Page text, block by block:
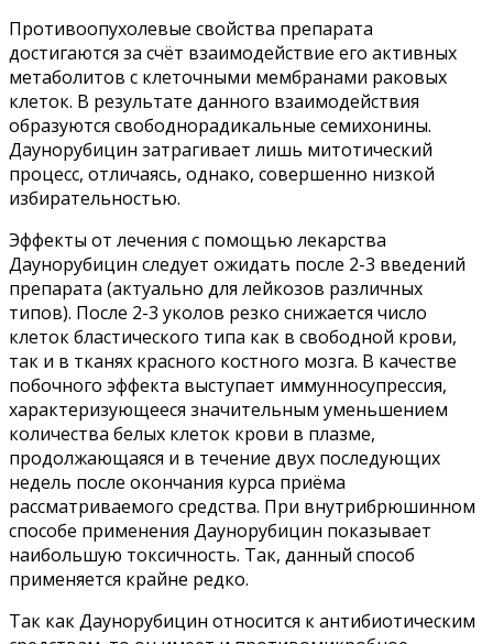
Противоопухолевые свойства препарата
достигаются за счёт взаимодействие его активных
метаболитов с клеточными мембранами раковых
клеток. В результате данного взаимодействия
образуются свободнорадикальные семихонины.
Даунорубицин затрагивает лишь митотический
процесс, отличаясь, однако, совершенно низкой
избирательностью.
Эффекты от лечения с помощью лекарства
Даунорубицин следует ожидать после 2-3 введений
препарата (актуально для лейкозов различных
типов). После 2-3 уколов резко снижается число
клеток бластического типа как в свободной крови,
так и в тканях красного костного мозга. В качестве
побочного эффекта выступает иммунносупрессия,
характеризующееся значительным уменьшением
количества белых клеток крови в плазме,
продолжающаяся и в течение двух последующих
недель после окончания курса приёма
рассматриваемого средства. При внутрибрюшинном
способе применения Даунорубицин показывает
наибольшую токсичность. Так, данный способ
применяется крайне редко.
Так как Даунорубицин относится к антибиотическим